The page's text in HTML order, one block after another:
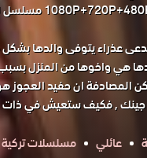
عذراء يتوفى والدها
هي واخوها من المنزل
لكن المصادفة ان حفيد
جينك , فكيف ستعيش في ذات
عائلي مسلسلات